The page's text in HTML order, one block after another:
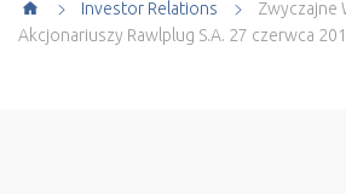
Investor Relations
Zwyczajne
Akcjonariuszy Rawlplug S.A. 27 czerwca